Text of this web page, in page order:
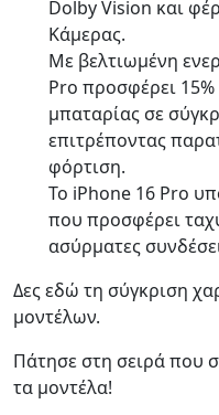
Dolby Vision και
Κάμερας.
Με βελτιωμένη
Pro προσφέρει
μπαταρίας σε
επιτρέποντας
φόρτιση.
Το iPhone 16 Pro
που προσφέρει
ασύρματες
Δες εδώ τη σύγκριση
μοντέλων.
Πάτησε στη σειρά που
τα μοντέλα!